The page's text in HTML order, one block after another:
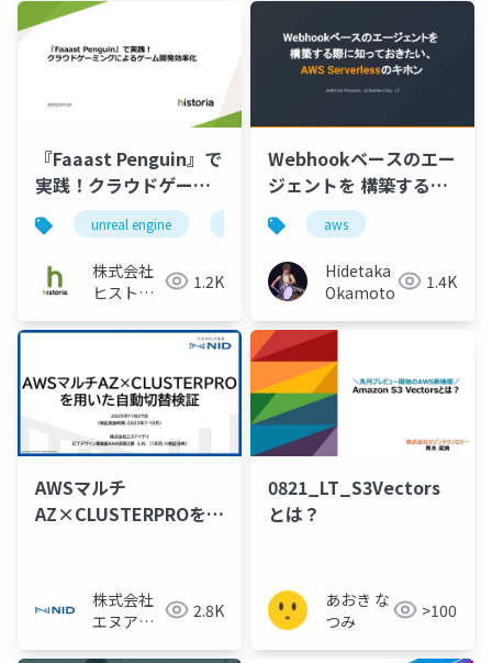
『Faaast Penguin』で
実践！クラウドゲーミ
ングによるゲーム開発
効率化
unreal engine aws
株式会社
ヒストリ
1.2K
Webhookベースのエー
ジェントを 構築する際
に知っておきたい、
AWS Serverlessのキホ
ン
aws
Hidetaka
Okamoto
1.4K
AWSマルチ
AZ×CLUSTERPROを用
株式会社
エヌアイ
2.8K
0821_LT_S3Vectors
とは？
あおき な
つみ
>100